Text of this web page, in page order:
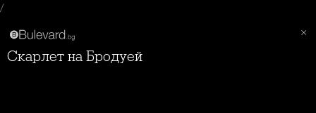
/
Скарлет на Бродуей